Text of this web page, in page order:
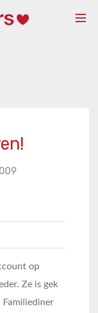
op
Ze is gek
Familiediner